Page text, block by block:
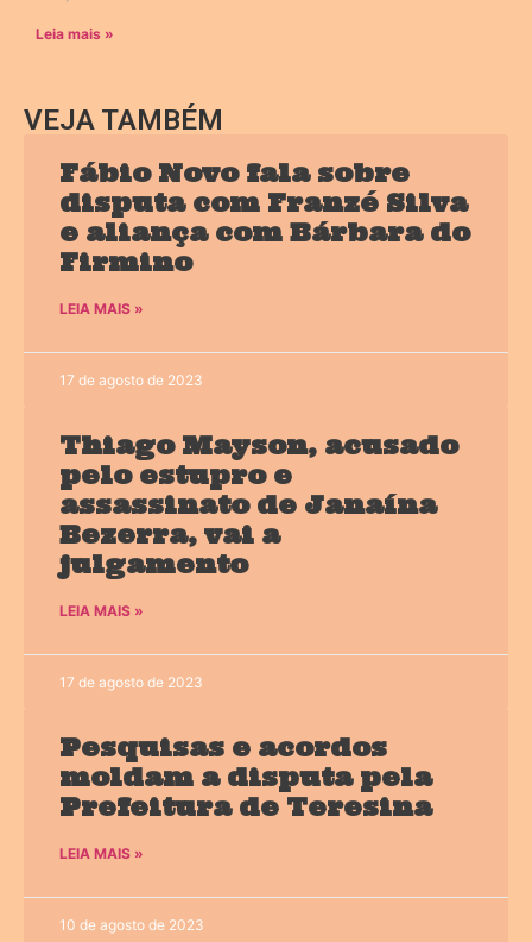
Leia mais »
VEJA TAMBÉM
Fábio Novo fala sobre
disputa com Franzé Silva
e aliança com Bárbara do
Firmino
LEIA MAIS »
17 de agosto de 2023
Thiago Mayson, acusado
pelo estupro e
assassinato de Janaína
Bezerra, vai a
julgamento
LEIA MAIS »
17 de agosto de 2023
Pesquisas e acordos
moldam a disputa pela
Prefeitura de Teresina
LEIA MAIS »
10 de agosto de 2023